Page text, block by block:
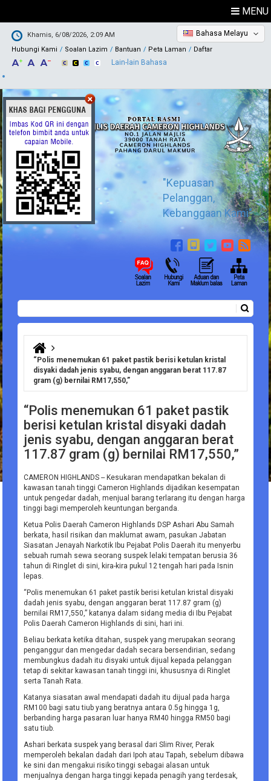
MENU
Khamis, 6/08/2026, 2:09 AM
Hubungi Kami
Soalan Lazim Bantuan Peta Laman Daftar
Bahasa Melayu
Lain-lain Bahasa
"Kepuasan
Pelanggan,
Kebanggaan Kami"
Borang carian
Anda di sini
“Polis menemukan 61 paket pastik berisi ketulan kristal
disyaki dadah jenis syabu, dengan anggaran berat 117.87
gram (g) bernilai RM17,550,”
“Polis menemukan 61 paket pastik
berisi ketulan kristal disyaki dadah
jenis syabu, dengan anggaran berat
117.87 gram (g) bernilai RM17,550,”
CAMERON HIGHLANDS -- Kesukaran mendapatkan bekalan di
kawasan tanah tinggi Cameron Highlands dijadikan kesempatan
untuk pengedar dadah, menjual barang terlarang itu dengan harga
tinggi bagi memperoleh keuntungan berganda.
Ketua Polis Daerah Cameron Highlands DSP Ashari Abu Samah
berkata, hasil risikan dan maklumat awam, pasukan Jabatan
Siasatan Jenayah Narkotik Ibu Pejabat Polis Daerah itu menyerbu
sebuah rumah sewa seorang suspek lelaki tempatan berusia 36
tahun di Ringlet di sini, kira-kira pukul 12 tengah hari pada Isnin
lepas.
“Polis menemukan 61 paket pastik berisi ketulan kristal disyaki
dadah jenis syabu, dengan anggaran berat 117.87 gram (g)
bernilai RM17,550,” katanya dalam sidang media di Ibu Pejabat
Polis Daerah Cameron Highlands di sini, hari ini.
Beliau berkata ketika ditahan, suspek yang merupakan seorang
penganggur dan mengedar dadah secara bersendirian, sedang
membungkus dadah itu disyaki untuk dijual kepada pelanggan
tetap di sekitar kawasan tanah tinggi ini, khususnya di Ringlet
serta Tanah Rata.
Katanya siasatan awal mendapati dadah itu dijual pada harga
RM100 bagi satu tiub yang beratnya antara 0.5g hingga 1g,
berbanding harga pasaran luar hanya RM40 hingga RM50 bagi
satu tiub.
Ashari berkata suspek yang berasal dari Slim River, Perak
memperoleh bekalan dadah dari Ipoh atau Tapah, sebelum dibawa
ke sini dan mengakui risiko tinggi sebagai alasan untuk
menjualnya dengan harga tinggi kepada penagih yang terdesak,